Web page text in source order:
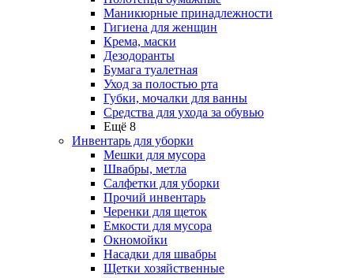
Маникюрные принадлежности
Гигиена для женщин
Крема, маски
Дезодоранты
Бумага туалетная
Уход за полостью рта
Губки, мочалки для ванны
Средства для ухода за обувью
Ещё 8
Инвентарь для уборки
Мешки для мусора
Швабры, метла
Салфетки для уборки
Прочий инвентарь
Черенки для щеток
Емкости для мусора
Окномойки
Насадки для швабры
Щетки хозяйственные